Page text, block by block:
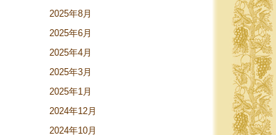
2025年8月
2025年6月
2025年4月
2025年3月
2025年1月
2024年12月
2024年10月